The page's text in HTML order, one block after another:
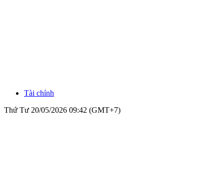
Tài chính
Thứ Tư 20/05/2026 09:42 (GMT+7)